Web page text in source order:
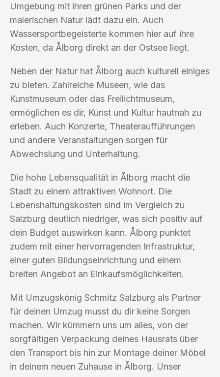
Umgebung mit ihren grünen Parks und der
malerischen Natur lädt dazu ein. Auch
Wassersportbegeisterte kommen hier auf ihre
Kosten, da Ålborg direkt an der Ostsee liegt.
Neben der Natur hat Ålborg auch kulturell einiges
zu bieten. Zahlreiche Museen, wie das
Kunstmuseum oder das Freilichtmuseum,
ermöglichen es dir, Kunst und Kultur hautnah zu
erleben. Auch Konzerte, Theateraufführungen
und andere Veranstaltungen sorgen für
Abwechslung und Unterhaltung.
Die hohe Lebensqualität in Ålborg macht die
Stadt zu einem attraktiven Wohnort. Die
Lebenshaltungskosten sind im Vergleich zu
Salzburg deutlich niedriger, was sich positiv auf
dein Budget auswirken kann. Ålborg punktet
zudem mit einer hervorragenden Infrastruktur,
einer guten Bildungseinrichtung und einem
breiten Angebot an Einkaufsmöglichkeiten.
Mit Umzugskönig Schmitz Salzburg als Partner
für deinen Umzug musst du dir keine Sorgen
machen. Wir kümmern uns um alles, von der
sorgfältigen Verpackung deines Hausrats über
den Transport bis hin zur Montage deiner Möbel
in deinem neuen Zuhause in Ålborg. Unser